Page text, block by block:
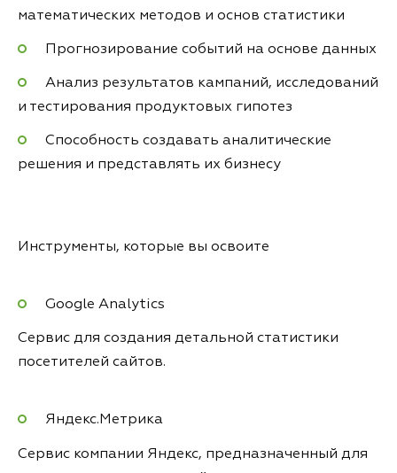
математических методов и основ статистики
Прогнозирование событий на основе данных
Анализ результатов кампаний, исследований
и тестирования продуктовых гипотез
Способность создавать аналитические
решения и представлять их бизнесу
Инструменты, которые вы освоите
Google Analytics
Сервис для создания детальной статистики
посетителей сайтов.
Яндекс.Метрика
Сервис компании Яндекс, предназначенный для